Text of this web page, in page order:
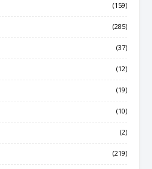
(159)
(285)
(37)
(12)
(19)
(10)
(2)
(219)